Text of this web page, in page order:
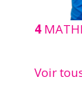
4
Voir